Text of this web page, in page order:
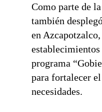
Como parte de
también
en
programa
para fortalecer
necesidades.